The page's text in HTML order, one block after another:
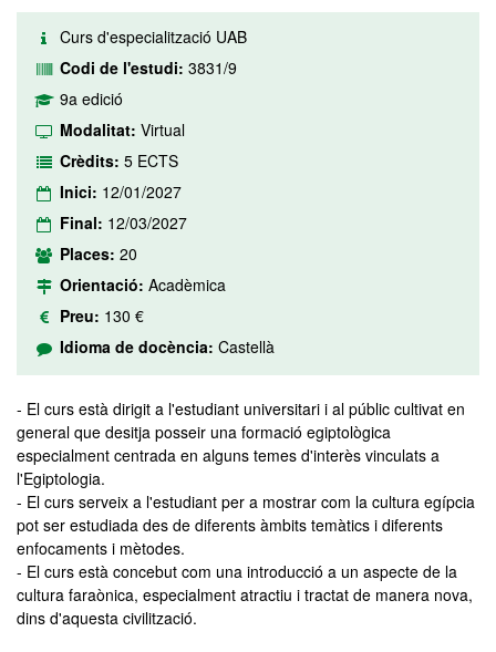
Curs d'especialització UAB
Codi de l'estudi: 3831/9
9a edició
Modalitat: Virtual
Crèdits: 5 ECTS
Inici: 12/01/2027
Final: 12/03/2027
Places: 20
Orientació: Acadèmica
Preu: 130 €
Idioma de docència: Castellà
- El curs està dirigit a l'estudiant universitari i al públic cultivat en
general que desitja posseir una formació egiptològica
especialment centrada en alguns temes d'interès vinculats a
l'Egiptologia.
- El curs serveix a l'estudiant per a mostrar com la cultura egípcia
pot ser estudiada des de diferents àmbits temàtics i diferents
enfocaments i mètodes.
- El curs està concebut com una introducció a un aspecte de la
cultura faraònica, especialment atractiu i tractat de manera nova,
dins d'aquesta civilització.